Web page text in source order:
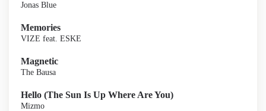
Jonas Blue
Memories
VIZE feat. ESKE
Magnetic
The Bausa
Hello (The Sun Is Up Where Are You)
Mizmo